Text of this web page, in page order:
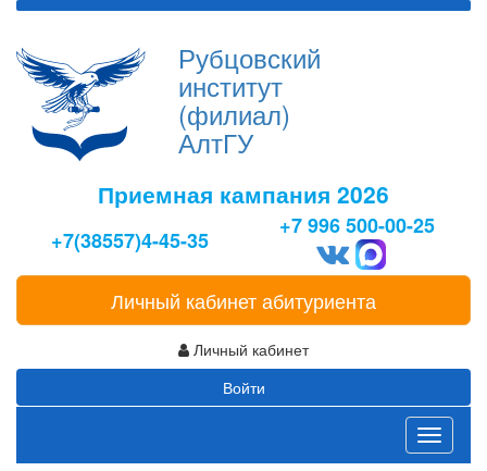
Рубцовский
институт
(филиал)
АлтГУ
Приемная кампания 2026
+7(38557)4-45-35
+7 996 500-00-25
Личный кабинет абитуриента
Личный кабинет
Войти
Toggle